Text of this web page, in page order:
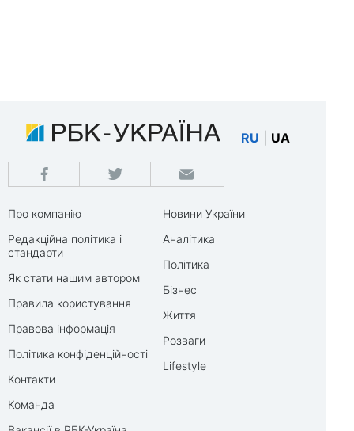
RU UA
Про компанію
Редакційна політика і
стандарти
Як стати нашим автором
Правила користування
Правова інформація
Політика конфіденційності
Контакти
Команда
Новини України
Аналітика
Політика
Бізнес
Життя
Розваги
Lifestyle